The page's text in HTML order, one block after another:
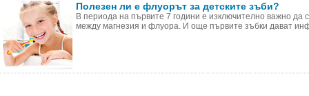
Полезен ли е флуорът за детските зъби?
В периода на първите 7 години е изключително важно да
между магнезия и флуора. И още първите зъбки дават